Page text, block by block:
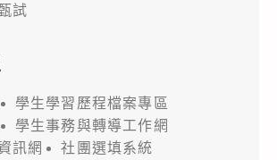
試
學生學習歷程檔案專區
學生事務與轉導工作網
訊網
社團選填系統